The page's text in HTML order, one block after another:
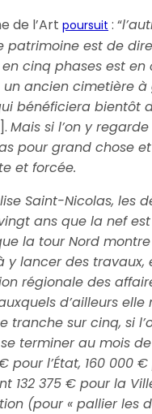
de l’Artpoursuit : “
patrimoine est de
cinq phases est en
un ancien cimetière
bénéficiera bientôt
Mais si l’on y
pour grand chose
et forcée.
Saint-Nicolas, les
ans que la nef
la tour Nord
y lancer des travaux,
régionale des
d’ailleurs
tranche sur cinq, si
terminer au mois
pour l’État, 160 000
132 375 € pour la
(pour « pallier les